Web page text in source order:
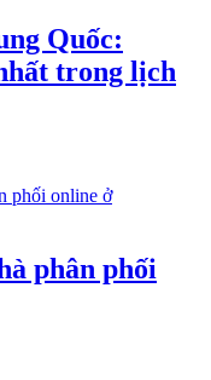
Quốc:
trong lịch
phân phối